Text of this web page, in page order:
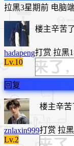
拉黑3星期前 电脑
hadapeng
Lv.10
楼主辛苦
打赏 拉黑
回复
znlaxin999
Lv.2
楼主辛苦
打赏 拉黑